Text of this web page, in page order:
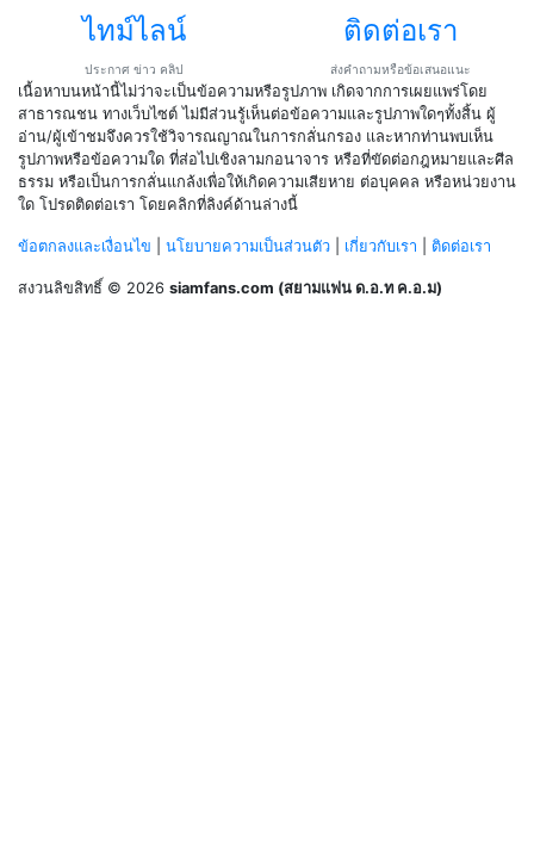
ไทม์ไลน์
ประกาศ ข่าว คลิป
ติดต่อเรา
ส่งคำถามหรือข้อเสนอแนะ
เนื้อหาบนหน้านี้ไม่ว่าจะเป็นข้อความหรือรูปภาพ เกิดจากการเผยแพร่โดย
สาธารณชน ทางเว็บไซต์ ไม่มีส่วนรู้เห็นต่อข้อความและรูปภาพใดๆทั้งสิ้น ผู้
อ่าน/ผู้เข้าชมจึงควรใช้วิจารณญาณในการกลั่นกรอง และหากท่านพบเห็น
รูปภาพหรือข้อความใด ที่ส่อไปเชิงลามกอนาจาร หรือที่ขัดต่อกฎหมายและศีล
ธรรม หรือเป็นการกลั่นแกล้งเพื่อให้เกิดความเสียหาย ต่อบุคคล หรือหน่วยงาน
ใด โปรดติดต่อเรา โดยคลิกที่ลิงค์ด้านล่างนี้
ข้อตกลงและเงื่อนไข นโยบายความเป็นส่วนตัว เกี่ยวกับเรา ติดต่อเรา
สงวนลิขสิทธิ์ © 2026 siamfans.com (สยามแฟน ด.อ.ท ค.อ.ม)